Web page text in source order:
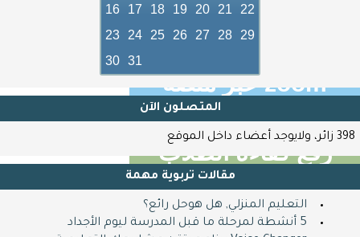
التعليم عن طريق
الانترنت
zoom عبر منصة
زوم
رفع كفاءة الطلاب
أصبح أسهل
16
17 18 19 20 21
22
23
24 25 26 27 28
29
30 31
المتصلون اﻵن
398 زائر، ولايوجد أعضاء داخل الموقع
مقالات تربوية مهمة
التعليم المنزلي, هل هوحل رائع؟
5 أنشطة لمرحلة ما قبل المدرسة ليوم الأجداد